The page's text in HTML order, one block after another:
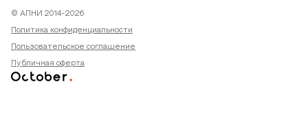
© АПНИ 2014-2026
Политика конфиденциальности
Пользовательское соглашение
Публичная оферта